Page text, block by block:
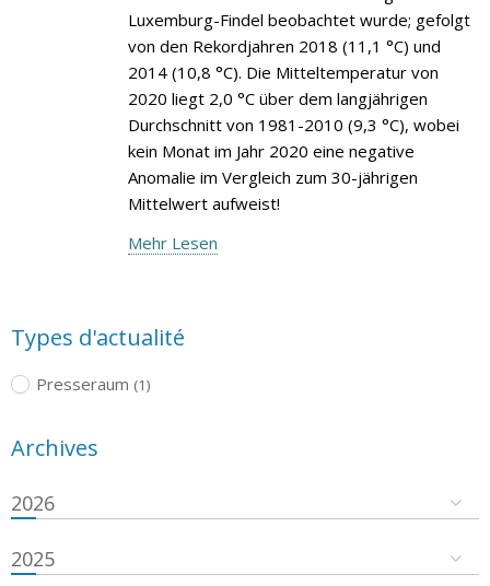
Luxemburg-Findel beobachtet wurde; gefolgt
von den Rekordjahren 2018 (11,1 °C) und
2014 (10,8 °C). Die Mitteltemperatur von
2020 liegt 2,0 °C über dem langjährigen
Durchschnitt von 1981-2010 (9,3 °C), wobei
kein Monat im Jahr 2020 eine negative
Anomalie im Vergleich zum 30-jährigen
Mittelwert aufweist!
Mehr Lesen
Types d'actualité
Presseraum (1)
Archives
2026
2025